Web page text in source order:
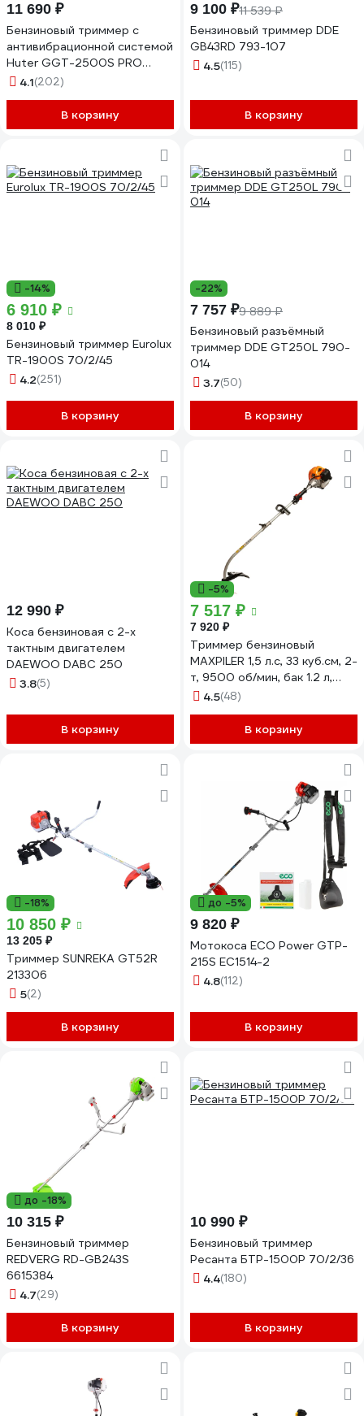
11 690 ₽
Бензиновый триммер с
антивибрационной системой
Huter GGT-2500S PRO
70/2/27
4.1(202)
В корзину
9 100 ₽11 539 ₽
Бензиновый триммер DDE
GB43RD 793-107
4.5(115)
В корзину
-14%
6 910 ₽
8 010 ₽
Бензиновый триммер Eurolux
TR-1900S 70/2/45
4.2(251)
В корзину
-22%
7 757 ₽9 889 ₽
Бензиновый разъёмный
триммер DDE GT250L 790-
014
3.7(50)
В корзину
12 990 ₽
Коса бензиновая c 2-х
тактным двигателем
DAEWOO DABC 250
3.8(5)
В корзину
-5%
7 517 ₽
7 920 ₽
Триммер бензиновый
MAXPILER 1,5 л.с, 33 куб.см, 2-
т, 9500 об/мин, бак 1.2 л,
диаметр 440 мм, леска,
4.5(48)
В корзину
-18%
10 850 ₽
13 205 ₽
Триммер SUNREKA GT52R
213306
5(2)
В корзину
до -5%
9 820 ₽
Мотокоса ECO Power GTP-
215S EC1514-2
4.8(112)
В корзину
до -18%
10 315 ₽
Бензиновый триммер
REDVERG RD-GB243S
6615384
4.7(29)
В корзину
10 990 ₽
Бензиновый триммер
Ресанта БТР-1500Р 70/2/36
4.4(180)
В корзину